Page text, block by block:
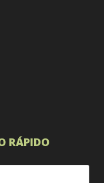
RÁPIDO